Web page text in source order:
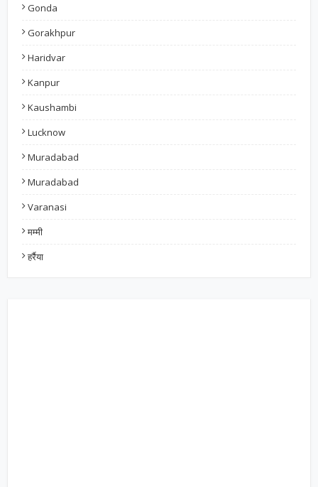
Gonda
Gorakhpur
Haridvar
Kanpur
Kaushambi
Lucknow
Muradabad
Muradabad
Varanasi
मम्मी
हर्रैया